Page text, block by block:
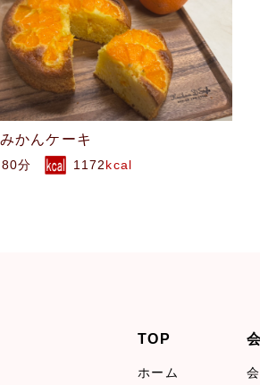
干し柿のシナモンバタートース
ト
TOP
ホーム